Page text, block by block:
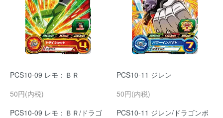
PCS10-09 レモ：ＢＲ
50円(内税)
PCS10-09 レモ：ＢＲ/ドラゴ
PCS10-11 ジレン
50円(内税)
PCS10-11 ジレン/ドラゴンボ